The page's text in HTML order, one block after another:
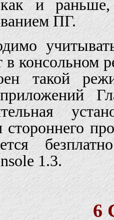
и
ПГ.
в консольном
такой
стороннего
1.3.
6